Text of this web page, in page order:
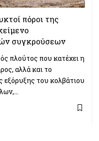
πόροι της
συγκρούσεων
πλούτος που κατέχει η
αλλά και το
εξόρυξης του κολβάτιου